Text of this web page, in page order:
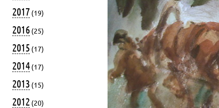
2017 (19)
2016 (25)
2015 (17)
2014 (17)
2013 (15)
2012 (20)